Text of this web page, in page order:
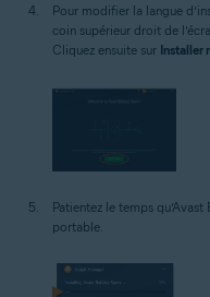
Pour modifier la langue
coin supérieur droit de
Cliquez ensuite sur Installer
Patientez le temps
portable.